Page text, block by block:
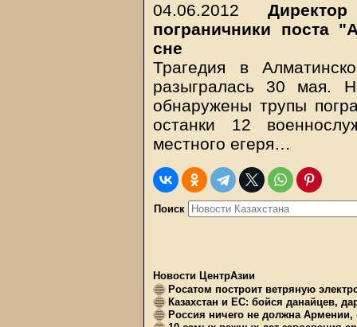
04.06.2012
пограничники поста
сне
Трагедия в
разыгралась 30 мая.
обнаружены трупы
останки 12
местного егеря…
Поиск
Новости ЦентрАзии
Росатом построит ветряную
Казахстан и ЕС: бойся данайцев,
Россия ничего не должна Армении,